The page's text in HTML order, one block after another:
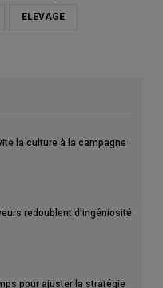
ELEVAGE
la culture à la campagne
redoublent d'ingéniosité
pour ajuster la stratégie